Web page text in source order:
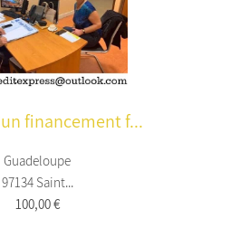
financement f...
Guadeloupe
97134 Saint...
100,00 €